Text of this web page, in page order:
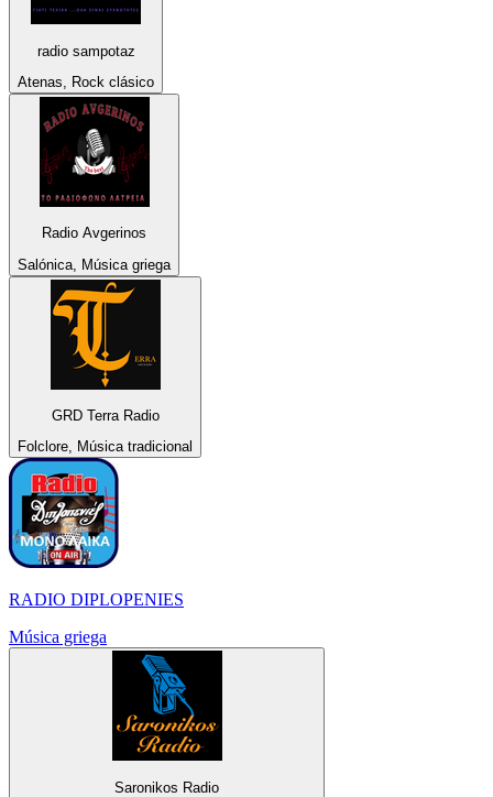
radio sampotaz
Atenas, Rock clásico
Radio Avgerinos
Salónica, Música griega
GRD Terra Radio
Folclore, Música tradicional
RADIO DIPLOPENIES
Música griega
Saronikos Radio